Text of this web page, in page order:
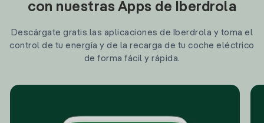
con nuestras Apps de Iberdrola
Descárgate gratis las aplicaciones de Iberdrola y toma el
control de tu energía y de la recarga de tu coche eléctrico
de forma fácil y rápida.